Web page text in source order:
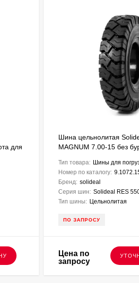
для
Шина цельнолитая
MAGNUM 7.00-15 без
Тип товара: Шины для
Номер по каталогу:
Бренд: solideal
Серия шин: Solideal RES
Тип шины: Цельнолитая
ПО ЗАПРОСУ
Цена по
запросу